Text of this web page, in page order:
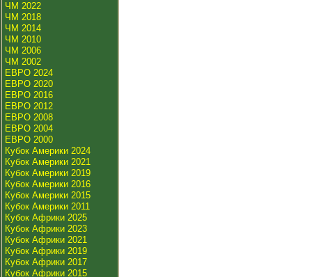
ЧМ 2022
ЧМ 2018
ЧМ 2014
ЧМ 2010
ЧМ 2006
ЧМ 2002
ЕВРО 2024
ЕВРО 2020
ЕВРО 2016
ЕВРО 2012
ЕВРО 2008
ЕВРО 2004
ЕВРО 2000
Кубок Америки 2024
Кубок Америки 2021
Кубок Америки 2019
Кубок Америки 2016
Кубок Америки 2015
Кубок Америки 2011
Кубок Африки 2025
Кубок Африки 2023
Кубок Африки 2021
Кубок Африки 2019
Кубок Африки 2017
Кубок Африки 2015